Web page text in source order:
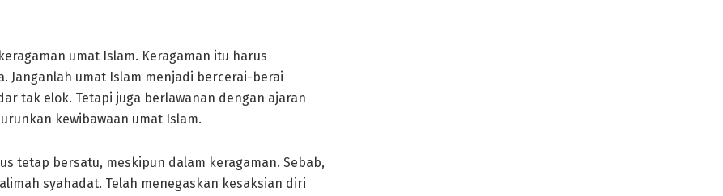
umat Islam. Keragaman itu harus
Janganlah umat Islam menjadi bercerai-berai
tak elok. Tetapi juga berlawanan dengan ajaran
kewibawaan umat Islam.
tetap bersatu, meskipun dalam keragaman. Sebab,
syahadat. Telah menegaskan kesaksian diri